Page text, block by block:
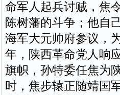
命军人起兵讨贼，焦
陈树藩的斗争；他自
海军大元帅府参议，
年，陕西革命党人响
旗帜，孙特委任焦为
时，焦步辕正随靖国